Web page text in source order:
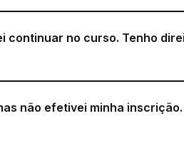
continuar no curso. Tenho
não efetivei minha